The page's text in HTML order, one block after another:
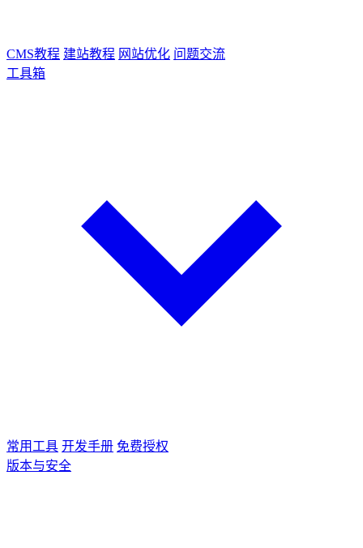
CMS教程 建站教程 网站优化 问题交流
工具箱
常用工具 开发手册 免费授权
版本与安全